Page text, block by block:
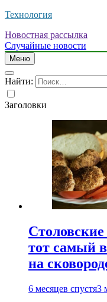
Технология
Новостная рассылка
Случайные новости
Меню
Найти:
Заголовки
тот самый
на
6 месяцев спустя3